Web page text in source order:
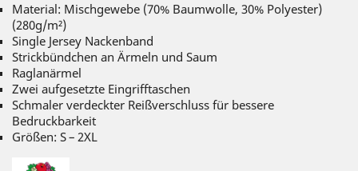
Material: Mischgewebe (70% Baumwolle, 30% Polyester)
(280g/m²)
Single Jersey Nackenband
Strickbündchen an Ärmeln und Saum
Raglanärmel
Zwei aufgesetzte Eingrifftaschen
Schmaler verdeckter Reißverschluss für bessere
Bedruckbarkeit
Größen: S – 2XL